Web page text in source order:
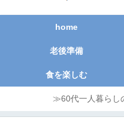
home
老後準備
食を楽しむ
≫60代一人暮らし